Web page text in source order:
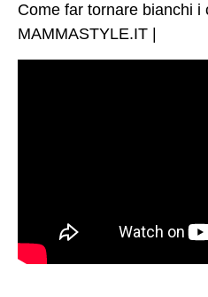
Come far tornare bianchi i
MAMMASTYLE.IT |